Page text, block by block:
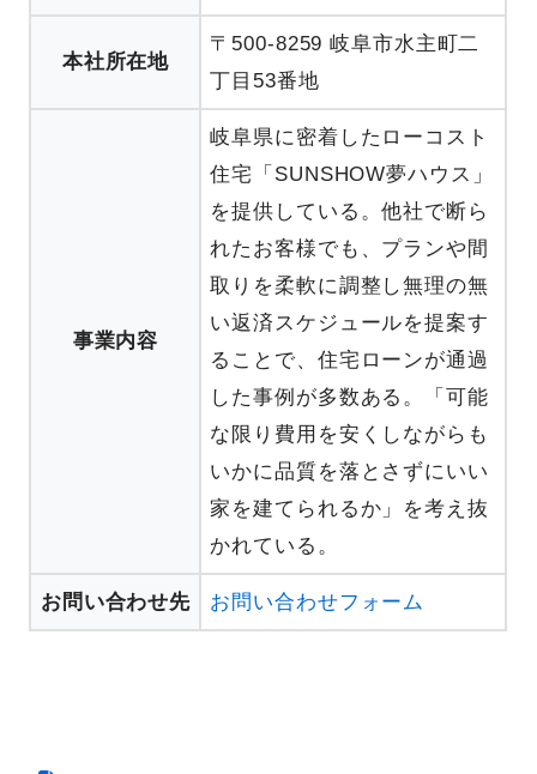
本社所在地
〒500-8259 岐阜市水主町二
丁目53番地
事業内容
岐阜県に密着したローコスト
住宅「SUNSHOW夢ハウス」
を提供している。他社で断ら
れたお客様でも、プランや間
取りを柔軟に調整し無理の無
い返済スケジュールを提案す
ることで、住宅ローンが通過
した事例が多数ある。「可能
な限り費用を安くしながらも
いかに品質を落とさずにいい
家を建てられるか」を考え抜
かれている。
お問い合わせ先 お問い合わせフォーム